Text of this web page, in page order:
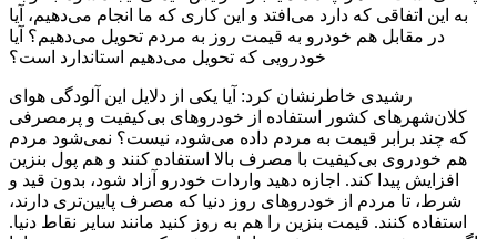
به این اتفاقی که دارد می‌افتد و این کاری که ما انجام می‌دهیم، آیا
در مقابل هم خودرو به قیمت روز به مردم تحویل می‌دهیم؟ آیا
خودرویی که تحویل می‌دهیم استاندارد است؟
رشیدی خاطرنشان کرد: آیا یکی از دلایل این آلودگی هوای
کلان‌شهرهای کشور استفاده از خودروهای بی‌کیفیت و پرمصرفی
که چند برابر قیمت به مردم داده می‌شود، نیست؟ نمی‌شود مردم
هم خودروی بی‌کیفیت با مصرف بالا استفاده کنند و هم پول بنزین
افزایش پیدا کند. اجازه دهید واردات خودرو آزاد شود، بدون قید و
شرط، تا مردم از خودروهای روز دنیا که مصرف پایین‌تری دارند،
استفاده کنند. قیمت بنزین را هم به روز کنید مانند سایر نقاط دنیا.